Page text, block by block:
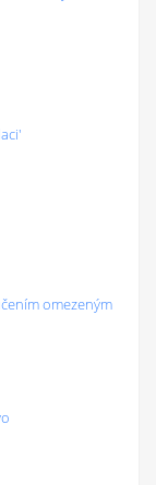
omezeným